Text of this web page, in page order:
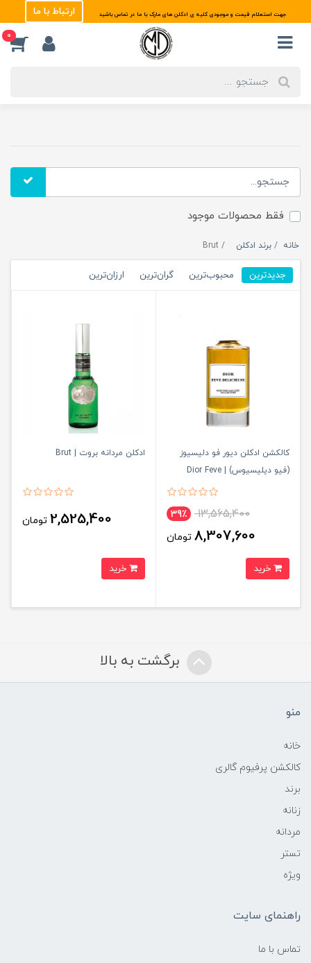
جهت استعلام قیمت و موجودی کلیه ی ادکلن های مارک با ما در تماس باشید ارتباط با ما
0
فقط محصولات موجود
خانه برند ادکلن Brut
جدیدترین محبوب‌ترین گران‌ترین ارزان‌ترین
کالکشن ادکلن دیور فو دلیسیوز
(فیو دیلیسیوس) | Dior Feve
Delicieuse Collection
13,565,400 39٪
8,307,600 تومان
ادکلن مردانه بروت | Brut
2,525,400 تومان
برگشت به بالا
منو
خانه
کالکشن پرفیوم گالری
برند
زنانه
مردانه
تستر
ویژه
راهنمای سایت
تماس با ما